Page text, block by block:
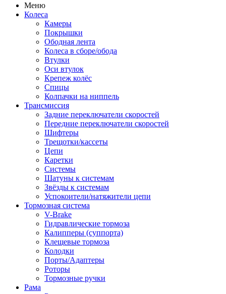
Меню
Колеса
Камеры
Покрышки
Ободная лента
Колеса в сборе/обода
Втулки
Оси втулок
Крепеж колёс
Спицы
Колпачки на ниппель
Трансмиссия
Задние переключатели скоростей
Передние переключатели скоростей
Шифтеры
Трещотки/кассеты
Цепи
Каретки
Системы
Шатуны к системам
Звёзды к системам
Успокоители/натяжители цепи
Тормозная система
V-Brake
Гидравлические тормоза
Калипперы (суппорта)
Клещевые тормоза
Колодки
Порты/Адаптеры
Роторы
Тормозные ручки
Рама